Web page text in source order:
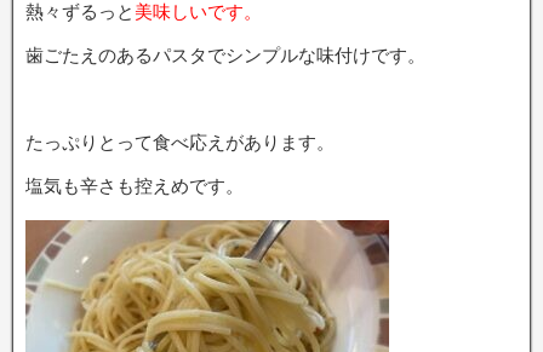
熱々ずるっと 美味しいです。
歯ごたえのあるパスタでシンプルな味付けです。
たっぷりとって食べ応えがあります。
塩気も辛さも控えめです。